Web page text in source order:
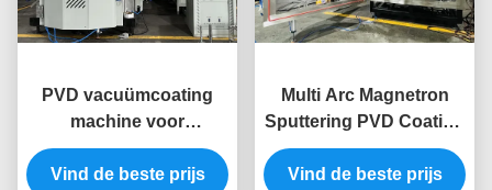
PVD vacuümcoating
machine voor
voedselkwaliteit
antifouling
Vind de beste prijs
Multi Arc Magnetron
Sputtering PVD Coating
Machine voor
krasbestendige
Vind de beste prijs